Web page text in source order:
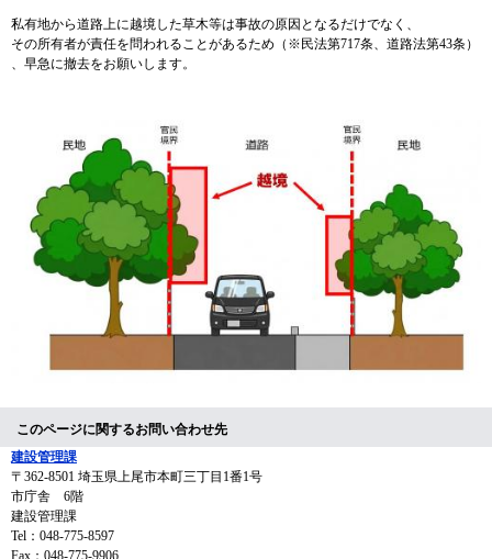
私有地​から道路上に越境した草木等は事故の原因となるだけでなく、
その所有者が責任を問われることがあるため （※民法第717条、道路法第43条）​
、早急に撤去をお願いします。
このページに関するお問い合わせ先
建設管理課
〒362-8501 埼玉県上尾市本町三丁目1番1号
市庁舎 6階
建設管理課
Tel：048-775-8597